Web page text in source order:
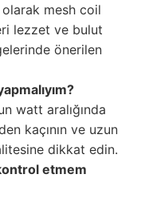
olarak mesh coil
lezzet ve bulut
önerilen
watt aralığında
kaçının ve uzun
dikkat edin.
etmem